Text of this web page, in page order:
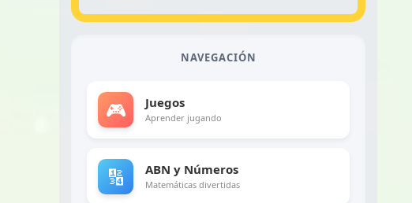
NAVEGACIÓN
🎮 Juegos
Aprender jugando
🔢 ABN y Números
Matemáticas divertidas